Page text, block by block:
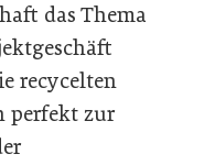
das Thema
recycelten
perfekt zur